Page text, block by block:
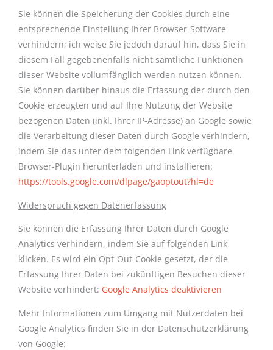
Sie können die Speicherung der Cookies durch eine
entsprechende Einstellung Ihrer Browser-Software
verhindern; ich weise Sie jedoch darauf hin, dass Sie in
diesem Fall gegebenenfalls nicht sämtliche Funktionen
dieser Website vollumfänglich werden nutzen können.
Sie können darüber hinaus die Erfassung der durch den
Cookie erzeugten und auf Ihre Nutzung der Website
bezogenen Daten (inkl. Ihrer IP-Adresse) an Google sowie
die Verarbeitung dieser Daten durch Google verhindern,
indem Sie das unter dem folgenden Link verfügbare
Browser-Plugin herunterladen und installieren:
https://tools.google.com/dlpage/gaoptout?hl=de
Widerspruch gegen Datenerfassung
Sie können die Erfassung Ihrer Daten durch Google
Analytics verhindern, indem Sie auf folgenden Link
klicken. Es wird ein Opt-Out-Cookie gesetzt, der die
Erfassung Ihrer Daten bei zukünftigen Besuchen dieser
Website verhindert: Google Analytics deaktivieren
Mehr Informationen zum Umgang mit Nutzerdaten bei
Google Analytics finden Sie in der Datenschutzerklärung
von Google: